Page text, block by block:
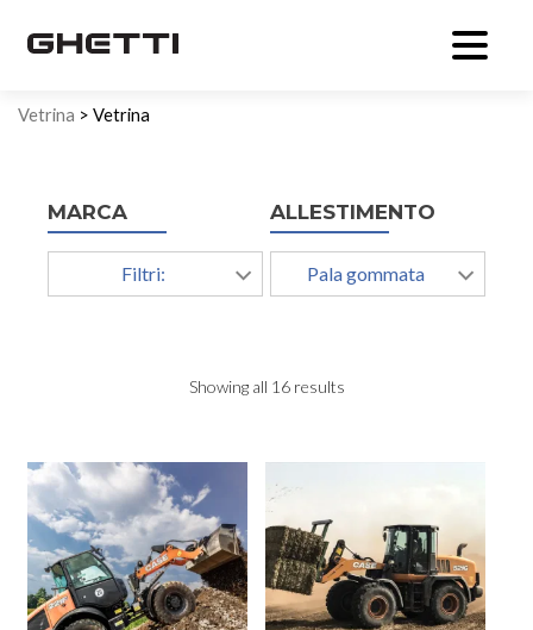
Vetrina > Vetrina
MARCA
Filtri:
ALLESTIMENTO
Pala gommata
Showing all 16 results